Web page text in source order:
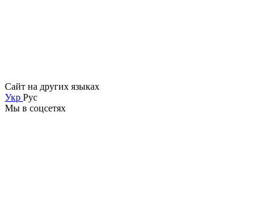
Сайт на других языках
Укр Рус
Мы в соцсетях